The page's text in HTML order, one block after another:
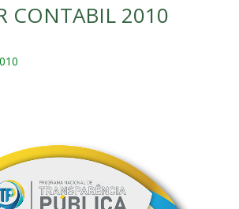
CONTABIL 2010